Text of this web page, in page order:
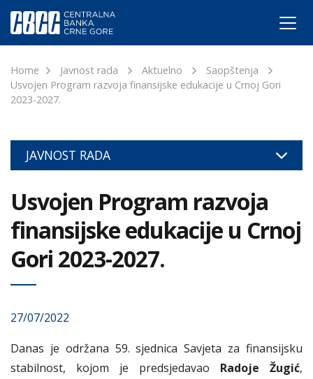
Home Javnost rada Aktuelno
Saopštenja
Usvojen Program razvoja finansijske edukacije u Crnoj Gori
2023-2027.
JAVNOST RADA
Usvojen Program razvoja
finansijske edukacije u Crnoj
Gori 2023-2027.
27/07/2022
Danas je održana 59. sjednica Savjeta za finansijsku
stabilnost, kojom je predsjedavao Radoje Žugić,